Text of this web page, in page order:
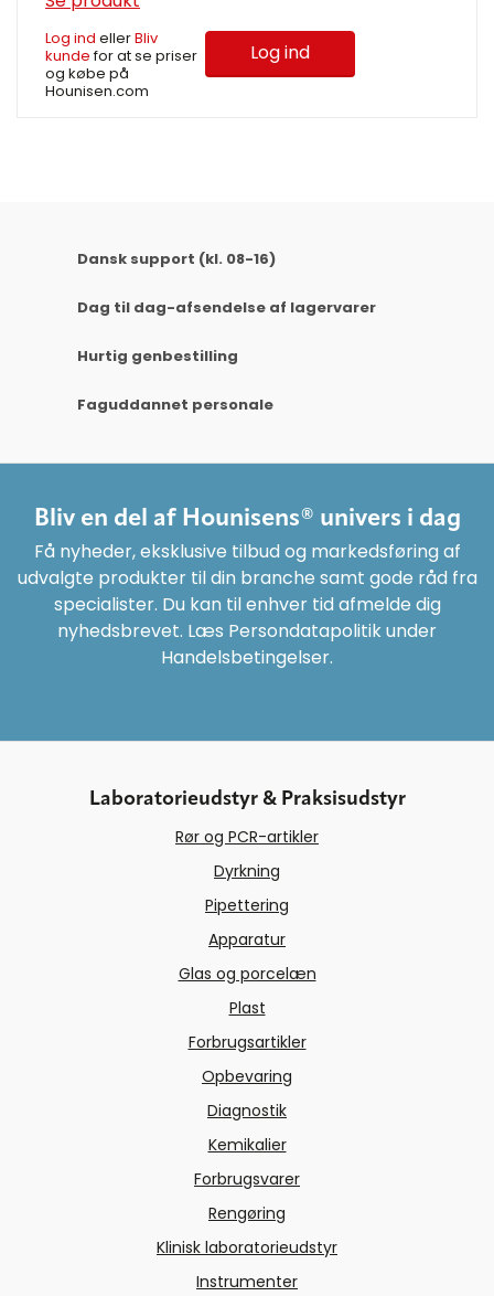
Log ind ellerBliv
kundefor at se priser
og købe på
Hounisen.com
Log ind
Dansk support (kl. 08-16)
Dag til dag-afsendelse af lagervarer
Hurtig genbestilling
Faguddannet personale
Bliv en del af Hounisens® univers i dag
Få nyheder, eksklusive tilbud og markedsføring af
udvalgte produkter til din branche samt gode råd fra
specialister. Du kan til enhver tid afmelde dig
nyhedsbrevet. Læs Persondatapolitik under
Handelsbetingelser.
Laboratorieudstyr & Praksisudstyr
Rør og PCR-artikler
Dyrkning
Pipettering
Apparatur
Glas og porcelæn
Plast
Forbrugsartikler
Opbevaring
Diagnostik
Kemikalier
Forbrugsvarer
Rengøring
Klinisk laboratorieudstyr
Instrumenter